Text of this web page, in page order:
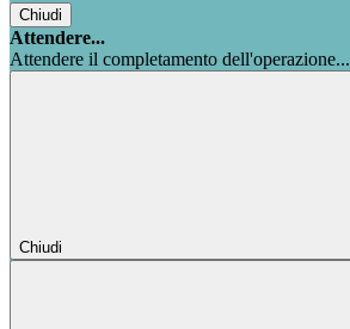
Chiudi
Attendere...
Attendere il completamento dell'operazione...
Chiudi